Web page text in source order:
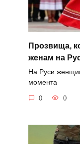
Прозвища,
женам на
На Руси
момента
0 0